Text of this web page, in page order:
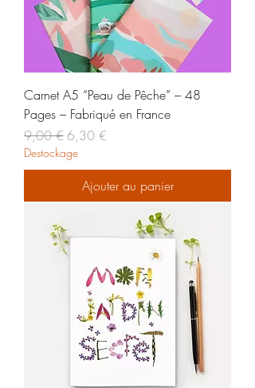
Carnet A5 “Peau de Pêche” – 48
Pages – Fabriqué en France
Prix original
9,00 €Prix promotionnel
6,30 €
Destockage
Ajouter au panier